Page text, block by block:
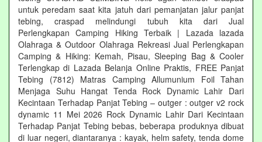
untuk peredam saat kita jatuh dari pemanjatan jalur panjat
tebing, craspad melindungi tubuh kita dari Jual
Perlengkapan Camping Hiking Terbaik | Lazada lazada
Olahraga & Outdoor Olahraga Rekreasi Jual Perlengkapan
Camping & Hiking: Kemah, Pisau, Sleeping Bag & Cooler
Terlengkap di Lazada Belanja Online Praktis, FREE Panjat
Tebing (7812) Matras Camping Allumunium Foil Tahan
Menjaga Suhu Hangat Tenda Rock Dynamic Lahir Dari
Kecintaan Terhadap Panjat Tebing – outger : outger v2 rock
dynamic 11 Mei 2026 Rock Dynamic Lahir Dari Kecintaan
Terhadap Panjat Tebing bebas, beberapa produknya dibuat
di luar negeri, diantaranya : kayak, helm safety, tenda dome